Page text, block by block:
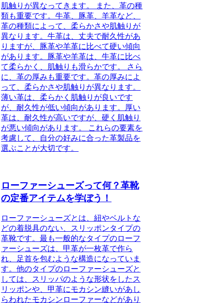
肌触りが異なってきます。 また、革の種
類も重要です。牛革、豚革、羊革など、
革の種類によって、柔らかさや肌触りが
異なります。牛革は、丈夫で耐久性があ
りますが、豚革や羊革に比べて硬い傾向
があります。豚革や羊革は、牛革に比べ
て柔らかく、肌触りも滑らかです。 さら
に、革の厚みも重要です。革の厚みによ
って、柔らかさや肌触りが異なります。
薄い革は、柔らかく肌触りが良いです
が、耐久性が低い傾向があります。厚い
革は、耐久性が高いですが、硬く肌触り
が悪い傾向があります。 これらの要素を
考慮して、自分の好みに合った革製品を
選ぶことが大切です。
ローファーシューズって何？革靴
の定番アイテムを学ぼう！
ローファーシューズとは、紐やベルトな
どの着脱具のない、スリッポンタイプの
革靴です。最も一般的なタイプのローフ
ァーシューズは、甲革が一枚革で作ら
れ、足首を包むような構造になっていま
す。他のタイプのローファーシューズと
しては、スリッパのような形状をしたス
リッポンや、甲革にモカシン縫いがあし
らわれたモカシンローファーなどがあり